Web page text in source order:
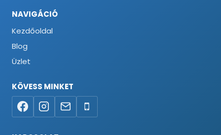
NAVIGÁCIÓ
Kezdőoldal
Blog
Üzlet
KÖVESS MINKET